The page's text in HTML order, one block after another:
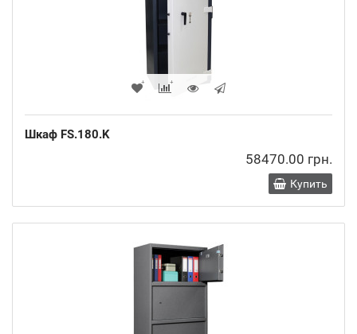
Шкаф FS.180.K
58470.00 грн.
Купить